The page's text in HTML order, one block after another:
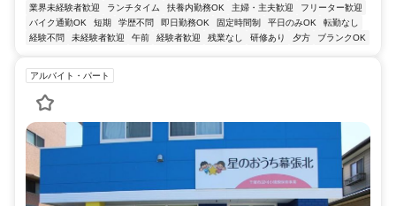
業界未経験者歓迎 ランチタイム 扶養内勤務OK 主婦・主夫歓迎
フリーター歓迎
バイク通勤OK
短期 学歴不問 即日勤務OK 固定時間制 平日のみOK
転勤なし
経験不問
未経験者歓迎 午前 経験者歓迎 残業なし 研修あり 夕方 ブランクOK
アルバイト・パート